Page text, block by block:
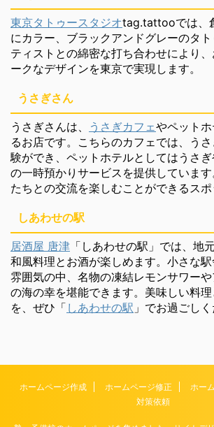
東京タトゥースタジオtag.tattooでは、
にカラー、ブラックアンドグレーのタ
ティストとの綿密な打ち合わせにより
ークなデザインを東京で実現します。
うさぎさん
うさぎさんは、 うさぎカフェやペット
るお店です。こちらのカフェでは、う
験ができ、ペットホテルとしてはうさ
の一時預かりサービスを提供していま
たちとの交流を楽しむことができるスポ
しあわせの駅
居酒屋 唐津 「しあわせの駅」では、地
和風料理とお酒が楽しめます。小さな
雰囲気の中、名物の凍結レモンサワー
の海の幸を堪能できます。美味しい料
を、ぜひ「 しあわせの駅 」でお過ごしく
ホームページ作成 ホームページ修正 ホー
対策依頼